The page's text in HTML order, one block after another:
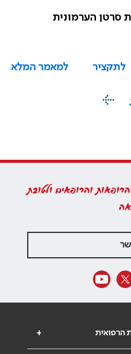
סרטן הערמונית
לתקציר
למאמר המלא
והרופאים ולטובת
+ הרפואית